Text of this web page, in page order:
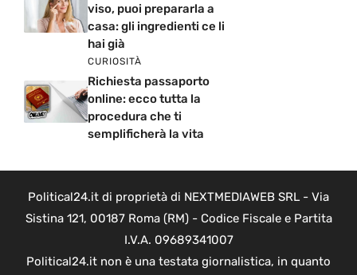
viso, puoi prepararla a
casa: gli ingredienti ce li
hai già
CURIOSITÀ
Richiesta passaporto
online: ecco tutta la
procedura che ti
semplificherà la vita
Political24.it di proprietà di NEXTMEDIAWEB SRL - Via
Sistina 121, 00187 Roma (RM) - Codice Fiscale e Partita
I.V.A. 09689341007
Political24.it non è una testata giornalistica, in quanto